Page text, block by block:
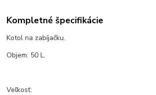
Kompletné špecifikácie
Kotol na zabíjačku.
Objem: 50 L.
Veľkosť: